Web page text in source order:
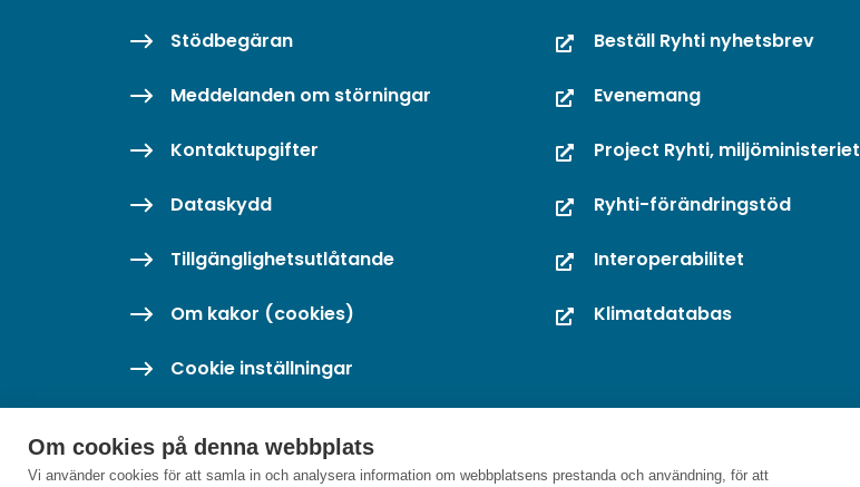
Om cookies på denna webbplats
Vi använder cookies för att samla in och analysera information om webbplatsens prestanda och användning, för att
Stödbegäran
Meddelanden om störningar
Kontaktupgifter
Dataskydd
Tillgänglighetsutlåtande
Om kakor (cookies)
Cookie inställningar
Beställ Ryhti nyhetsbrev
Evenemang
Project Ryhti, miljöministeriet
Ryhti-förändringstöd
Interoperabilitet
Klimatdatabas